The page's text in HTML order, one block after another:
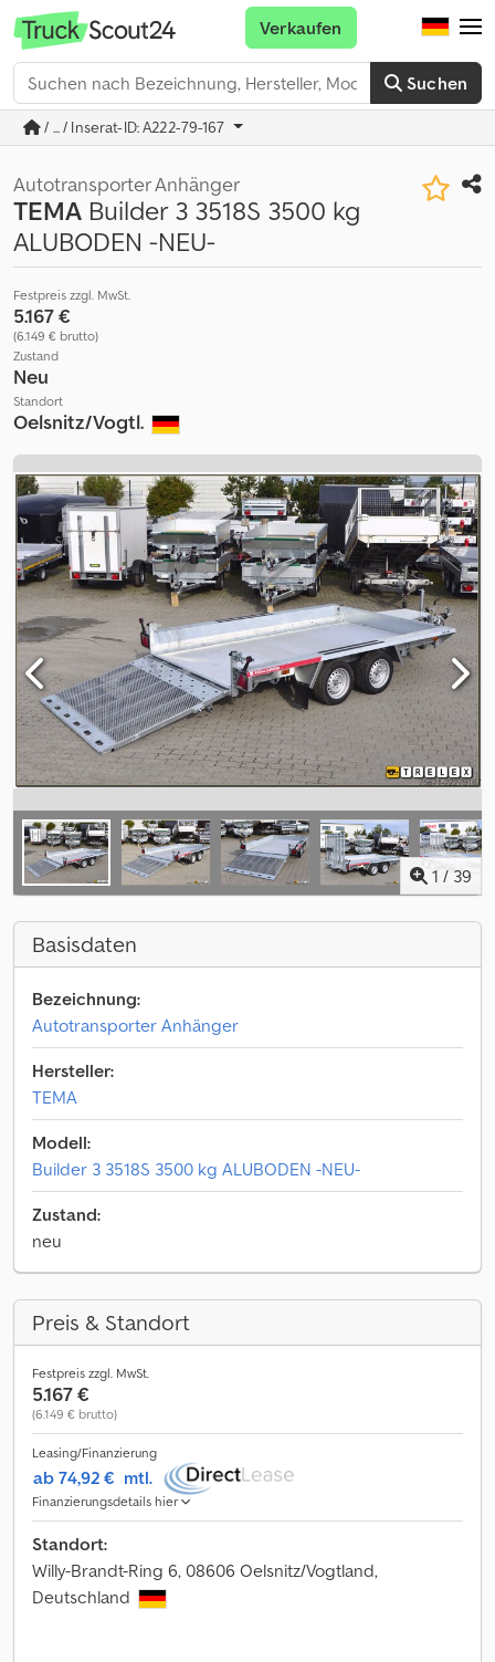
Suchen
Verkaufen
/ ... / Inserat-ID: A222-79-167
Autotransporter Anhänger
TEMA Builder 3 3518S 3500 kg
ALUBODEN -NEU-
Festpreis zzgl. MwSt.
5.167 €
(6.149 € brutto)
Zustand
Neu
Standort
Oelsnitz/Vogtl.
1 / 39
Basisdaten
Bezeichnung:
Autotransporter Anhänger
Hersteller:
TEMA
Modell:
Builder 3 3518S 3500 kg ALUBODEN -NEU-
Zustand:
neu
Preis & Standort
Festpreis zzgl. MwSt.
5.167 €
(6.149 € brutto)
Leasing/Finanzierung
ab 74,92 € mtl.
Finanzierungsdetails hier
Standort:
Willy-Brandt-Ring 6, 08606 Oelsnitz/Vogtland,
Deutschland